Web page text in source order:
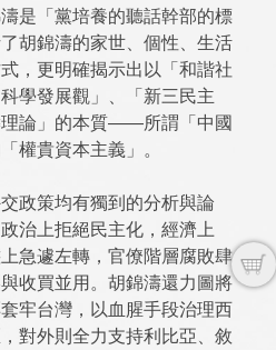
是「黨培養的聽話幹部的標
胡錦濤的家世、個性、生活
，更明確揭示出以「和諧社
學發展觀」、「新三民主
論」的本質——所謂「中國
權貴資本主義」。
政策均有獨到的分析與論
治上拒絕民主化，經濟上
急遽左轉，官僚階層腐敗肆
收買並用。胡錦濤還力圖將
牢台灣，以血腥手段治理西
對外則全力支持利比亞、敘